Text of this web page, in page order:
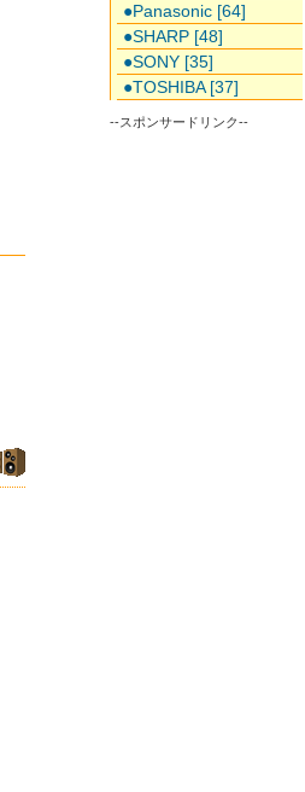
●Panasonic [64]
●SHARP [48]
●SONY [35]
●TOSHIBA [37]
--スポンサードリンク--